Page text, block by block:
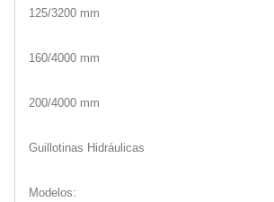
125/3200 mm
160/4000 mm
200/4000 mm
Guillotinas Hidráulicas
Modelos: